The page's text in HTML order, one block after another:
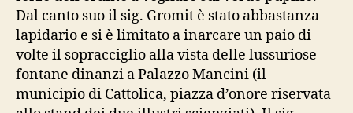
Dal canto suo il sig. Gromit è stato abbastanza
lapidario e si è limitato a inarcare un paio di
volte il sopracciglio alla vista delle lussuriose
fontane dinanzi a Palazzo Mancini (il
municipio di Cattolica, piazza d’onore riservata